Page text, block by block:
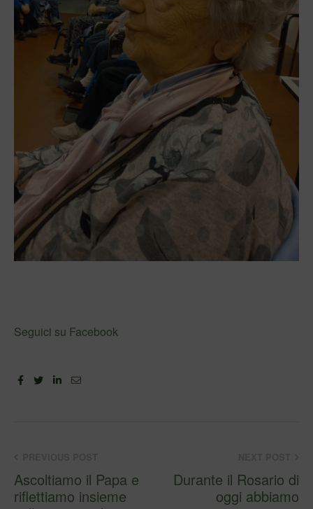
Seguici su Facebook
FacebookTwitterLinkedin
Email
Ascoltiamo il Papa e
riflettiamo insieme
Durante il Rosario di
oggi abbiamo